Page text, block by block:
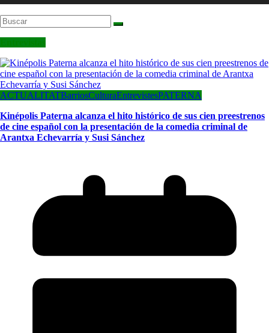
ACTUALITATBarriosCulturaEntrevistesPATERNA
Kinépolis Paterna alcanza el hito histórico de sus cien preestrenos
de cine español con la presentación de la comedia criminal de
Arantxa Echevarría y Susi Sánchez